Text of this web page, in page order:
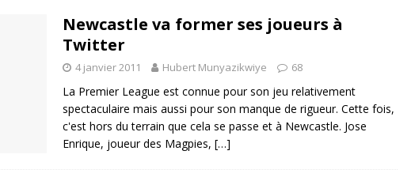
Newcastle va former ses joueurs à
Twitter
4 janvier 2011 Hubert Munyazikwiye 68
La Premier League est connue pour son jeu relativement
spectaculaire mais aussi pour son manque de rigueur. Cette fois,
c'est hors du terrain que cela se passe et à Newcastle. Jose
Enrique, joueur des Magpies, […]